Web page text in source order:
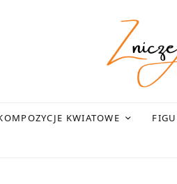
KWIATOWE